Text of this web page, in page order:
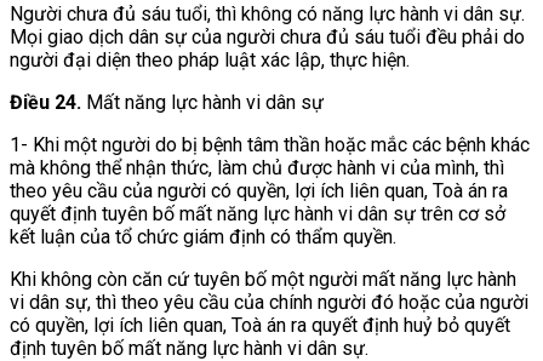
Người chưa đủ sáu tuổi, thì không có năng lực hành vi dân sự.
Mọi giao dịch dân sự của người chưa đủ sáu tuổi đều phải do
người đại diện theo pháp luật xác lập, thực hiện.
Điều 24. Mất năng lực hành vi dân sự
1- Khi một người do bị bệnh tâm thần hoặc mắc các bệnh khác
mà không thể nhận thức, làm chủ được hành vi của mình, thì
theo yêu cầu của người có quyền, lợi ích liên quan, Toà án ra
quyết định tuyên bố mất năng lực hành vi dân sự trên cơ sở
kết luận của tổ chức giám định có thẩm quyền.
Khi không còn căn cứ tuyên bố một người mất năng lực hành
vi dân sự, thì theo yêu cầu của chính người đó hoặc của người
có quyền, lợi ích liên quan, Toà án ra quyết định huỷ bỏ quyết
định tuyên bố mất năng lực hành vi dân sự.